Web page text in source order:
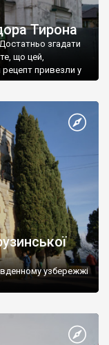
Тирона
згадати
що цей,
рецепт привезли у
узбережжі